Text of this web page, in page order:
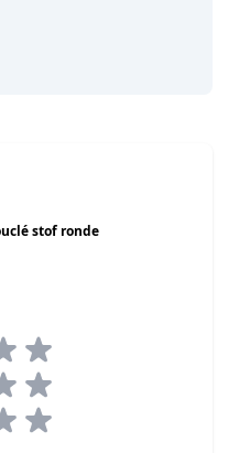
stof ronde